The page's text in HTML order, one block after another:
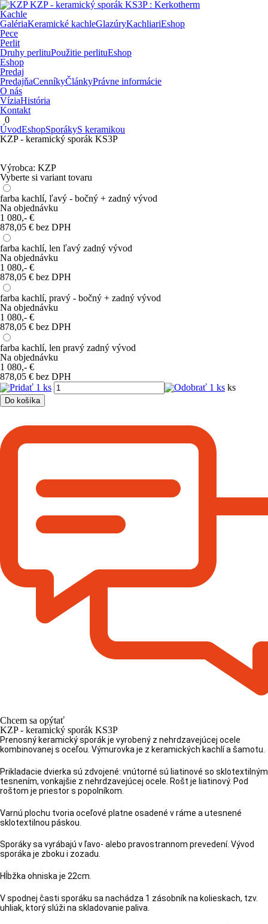
Kachle
GalériaKeramické kachleGlazúryKachliariEshop
Pece
Perlit
Druhy perlituPoužitie perlituEshop
Eshop
Predaj
PredajňaCenníkyČlánkyPrávne informácie
O nás
VíziaHistória
Kontakt
0
ÚvodEshopSporákyS keramikou
KZP - keramický sporák KS3P
Výrobca: KZP
Vyberte si variant tovaru
farba kachlí, ľavý - bočný + zadný vývod
Na objednávku
1 080,- €
878,05 € bez DPH
farba kachlí, len ľavý zadný vývod
Na objednávku
1 080,- €
878,05 € bez DPH
farba kachlí, pravý - bočný + zadný vývod
Na objednávku
1 080,- €
878,05 € bez DPH
farba kachlí, len pravý zadný vývod
Na objednávku
1 080,- €
878,05 € bez DPH
ks
Do košíka
Chcem sa opýtať
KZP - keramický sporák KS3P
Prenosný keramický sporák je vyrobený z nehrdzavejúcej ocele
kombinovanej s oceľou. Výmurovka je z keramických kachlí a šamotu.
Prikladacie dvierka sú zdvojené: vnútorné sú liatinové so sklotextilným
tesnením, vonkajšie z nehrdzavejúcej ocele. Rošt je liatinový. Pod
roštom je priestor s popolníkom.
Varnú plochu tvoria oceľové platne osadené v ráme a utesnené
sklotextilnou páskou.
Sporáky sa vyrábajú v ľavo- alebo pravostrannom prevedení. Vývod
sporáka je zboku i zozadu.
Hĺbžka ohniska je 22cm.
V spodnej časti sporáku sa nachádza 1 zásobník na kolieskach, tzv.
uhliak, ktorý slúži na skladovanie paliva.